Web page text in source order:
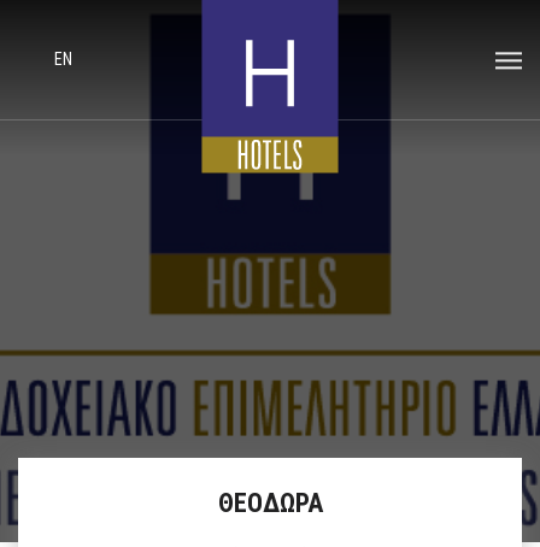
EN
ΘΕΟΔΩΡΑ